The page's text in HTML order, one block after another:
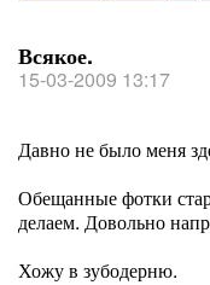
Всякое.
15-03-2009 13:17
Давно не было меня
Обещанные фотки
делаем. Довольно
Хожу в зубодерню.